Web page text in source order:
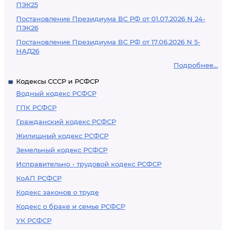
ПЭК25
Постановление Президиума ВС РФ от 01.07.2026 N 24-
ПЭК26
Постановление Президиума ВС РФ от 17.06.2026 N 5-
НАД26
Подробнее...
Кодексы СССР и РСФСР
Водный кодекс РСФСР
ГПК РСФСР
Гражданский кодекс РСФСР
Жилищный кодекс РСФСР
Земельный кодекс РСФСР
Исправительно - трудовой кодекс РСФСР
КоАП РСФСР
Кодекс законов о труде
Кодекс о браке и семье РСФСР
УК РСФСР